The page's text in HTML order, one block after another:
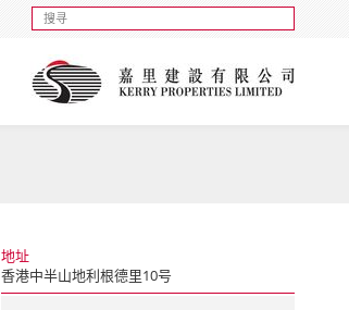
地址
香港中半山地利根德里10号